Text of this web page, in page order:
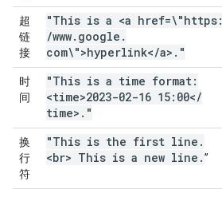
超
链
接
"This is a <a href=\"https:
/www. google .
com\">hyperlink</a> . "
时
间
"This is a time format:
<time>2023-02-16 15:00</
time> . "
换
行
符
"This is the first line .
<br> This is a new line .”